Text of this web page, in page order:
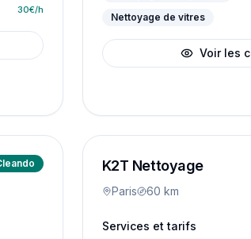
30€/h
Nettoyage de vitres
Voir les
K2T Nettoyage
Paris 60 km
Services et tarifs